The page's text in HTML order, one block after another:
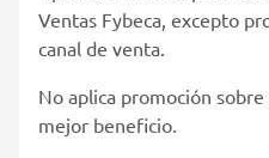
Ventas Fybeca, excepto
canal de venta.
No aplica promoción
mejor beneficio.